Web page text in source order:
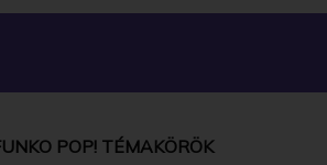
POP! TÉMAKÖRÖK